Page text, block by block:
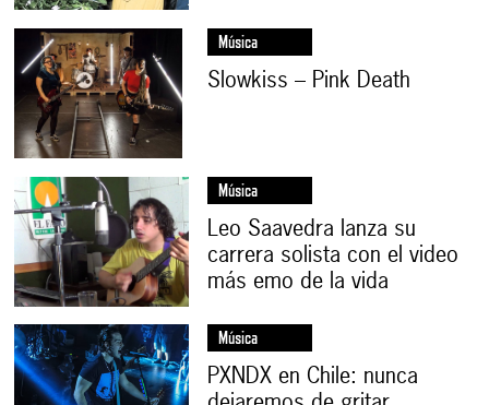
Música
Slowkiss – Pink Death
Música
Leo Saavedra lanza su
carrera solista con el video
más emo de la vida
Música
PXNDX en Chile: nunca